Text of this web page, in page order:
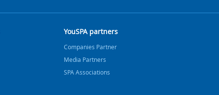
YouSPA partners
Companies Partner
Media Partners
SPA Associations